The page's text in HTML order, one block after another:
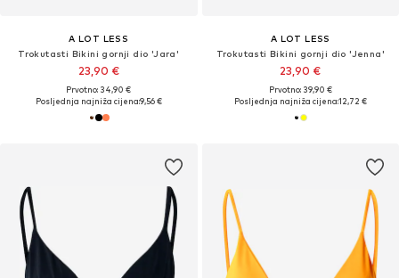
A LOT LESS
Trokutasti Bikini gornji dio 'Jara'
23,90 €
Prvotno: 34,90 €
Posljednja najniža cijena:9,56 €
A LOT LESS
Trokutasti Bikini gornji dio 'Jenna'
23,90 €
Prvotno: 39,90 €
Posljednja najniža cijena:12,72 €